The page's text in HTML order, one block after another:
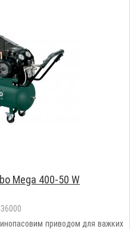
Mega 400-50 W
приводом для важких